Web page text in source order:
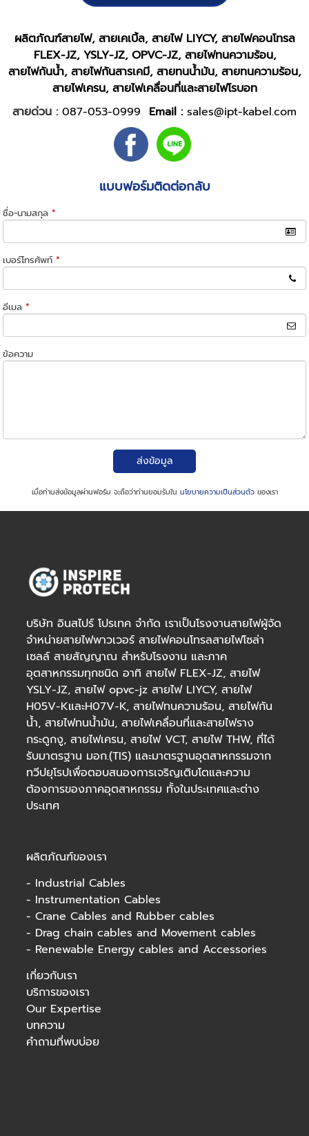
ผลิตภัณฑ์สายไฟ, สายเคเบิ้ล, สายไฟ LIYCY, สายไฟคอนโทรล
FLEX-JZ, YSLY-JZ, OPVC-JZ, สายไฟทนความร้อน,
สายไฟกันน้ำ, สายไฟกันสารเคมี, สายทนน้ำมัน, สายทนความร้อน,
สายไฟเครน, สายไฟเคลื่อนที่และสายไฟโรบอท
สายด่วน : 087-053-0999 Email : sales@ipt-kabel.com
แบบฟอร์มติดต่อกลับ
ชื่อ-นามสกุล *
เบอร์โทรศัพท์ *
อีเมล *
ข้อความ
ส่งข้อมูล
เมื่อท่านส่งข้อมูลผ่านฟอร์ม จะถือว่าท่านยอมรับใน นโยบายความเป็นส่วนตัวของเรา
บริษัท อินสไปร์ โปรเทค จำกัด เราเป็นโรงงานสายไฟผู้จัด
จำหน่ายสายไฟพาวเวอร์ สายไฟคอนโทรลสายไฟโซล่า
เซลล์สายสัญญาณ สำหรับโรงงาน และภาค
อุตสาหกรรมทุกชนิด อาทิ สายไฟ FLEX-JZ, สายไฟ
YSLY-JZ, สายไฟ opvc-jz สายไฟ LIYCY, สายไฟ
H05V-KและH07V-K, สายไฟทนความร้อน, สายไฟกัน
น้ำ, สายไฟทนน้ำมัน, สายไฟเคลื่อนที่และสายไฟราง
กระดูกงู, สายไฟเครน, สายไฟ VCT, สายไฟ THW, ที่ได้
รับมาตรฐาน มอก.(TIS) และมาตรฐานอุตสาหกรรมจาก
ทวีปยุโรปเพื่อตอบสนองการเจริญเติบโตและความ
ต้องการของภาคอุตสาหกรรม ทั้งในประเทศและต่าง
ประเทศ
ผลิตภัณฑ์ของเรา
- Industrial Cables
- Instrumentation Cables
- Crane Cables and Rubber cables
- Drag chain cables and Movement cables
- Renewable Energy cables and Accessories
เกี่ยวกับเรา
บริการของเรา
Our Expertise
บทความ
คำถามที่พบบ่อย